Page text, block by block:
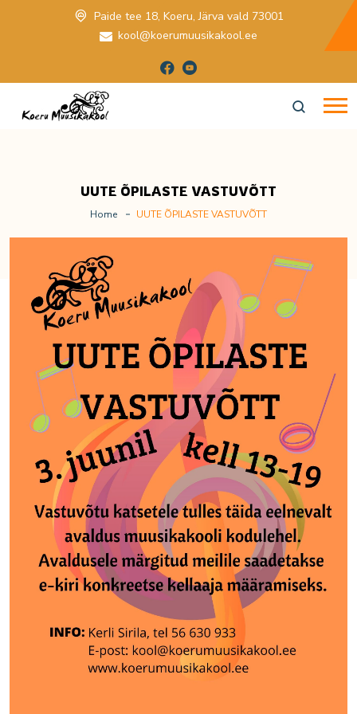
Paide tee 18, Koeru, Järva vald 73001
kool@koerumuusikakool.ee
UUTE ÕPILASTE VASTUVÕTT
Home UUTE ÕPILASTE VASTUVÕTT